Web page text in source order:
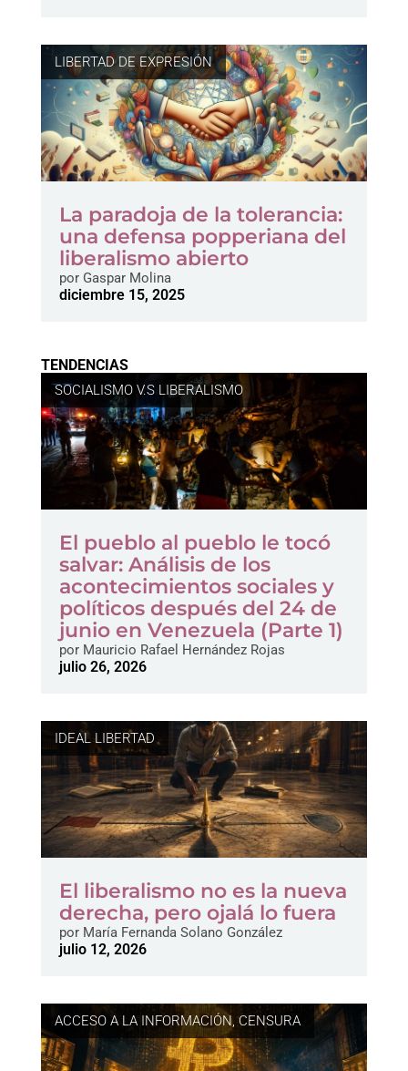
LIBERTAD DE EXPRESIÓN
La paradoja de la tolerancia:
una defensa popperiana del
liberalismo abierto
porGaspar Molina
diciembre 15, 2025
TENDENCIAS
SOCIALISMO V.S LIBERALISMO
El pueblo al pueblo le tocó
salvar: Análisis de los
acontecimientos sociales y
políticos después del 24 de
junio en Venezuela (Parte 1)
porMauricio Rafael Hernández Rojas
julio 26, 2026
IDEAL LIBERTAD
El liberalismo no es la nueva
derecha, pero ojalá lo fuera
porMaría Fernanda Solano González
julio 12, 2026
ACCESO A LA INFORMACIÓN,CENSURA